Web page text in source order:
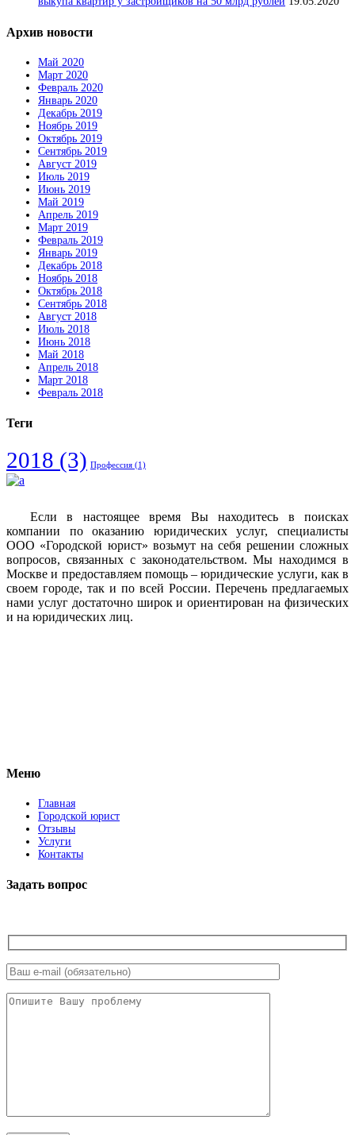
Архив новости
Май 2020
Март 2020
Февраль 2020
Январь 2020
Декабрь 2019
Ноябрь 2019
Октябрь 2019
Сентябрь 2019
Август 2019
Июль 2019
Июнь 2019
Май 2019
Апрель 2019
Март 2019
Февраль 2019
Январь 2019
Декабрь 2018
Ноябрь 2018
Октябрь 2018
Сентябрь 2018
Август 2018
Июль 2018
Июнь 2018
Май 2018
Апрель 2018
Март 2018
Февраль 2018
Теги
2018 (3) Профессия (1)
Если в настоящее время Вы находитесь в поисках
компании по оказанию юридических услуг, специалисты
ООО «Городской юрист» возьмут на себя решении сложных
вопросов, связанных с законодательством. Мы находимся в
Москве и предоставляем помощь – юридические услуги, как в
своем городе, так и по всей России. Перечень предлагаемых
нами услуг достаточно широк и ориентирован на физических
и на юридических лиц.
Меню
Главная
Городской юрист
Отзывы
Услуги
Контакты
Задать вопрос